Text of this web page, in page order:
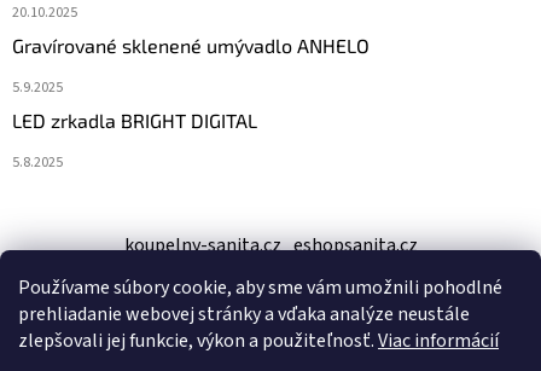
Používame súbory cookie, aby sme vám umožnili pohodlné
prehliadanie webovej stránky a vďaka analýze neustále
zlepšovali jej funkcie, výkon a použiteľnosť.Viac informácií
20.10.2025
Gravírované sklenené umývadlo ANHELO
5.9.2025
LED zrkadla BRIGHT DIGITAL
5.8.2025
koupelny-sanita.cz eshopsanita.cz